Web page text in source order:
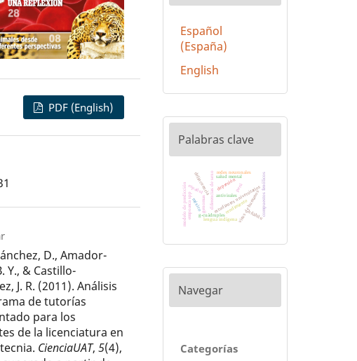
PDF (English)
D., Amador-
Y., & Castillo-
J. R. (2011). Análisis
de tutorías
para los
de la licenciatura en
CienciaUAT,5(4),
Español
(España)
English
Palabras clave
depresión
estudiantes universitarios
diferencias de sexo salud mental
g-cuádruples virus de humanos
genomas
antivirales
delincuencia perú
lengua indígena hñähñu
español
redes neuronales
modelo de predicción compuestos fenólicos
méxico rendimiento
empoasca spp
Navegar
Categorías